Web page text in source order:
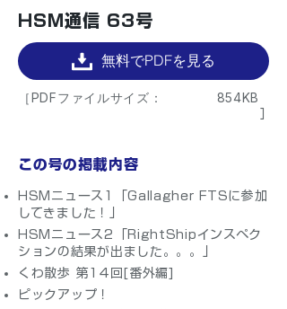
HSM通信 63号
無料でPDFを見る
［PDFファイルサイズ： 854KB
この号の掲載内容
HSMニュース1「Gallagher FTSに参加
してきました！」
HSMニュース2「RightShipインスペク
ションの結果が出ました。。。」
くわ散歩 第14回[番外編]
ピックアップ！